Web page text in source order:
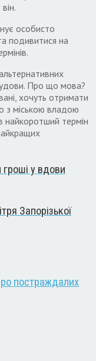
особисто
подивитися на
Про що мова?
хочуть отримати
з міською владою
термін
у вдови
Запорізької
постраждалих